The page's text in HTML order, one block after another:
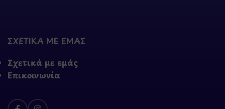
ΣΧΕΤΙΚΑ ΜΕ ΕΜΑΣ
Σχετικά με εμάς
Επικοινωνία